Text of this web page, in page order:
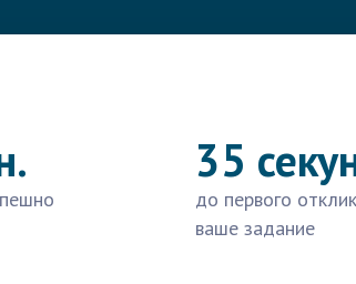
35
до первого
ваше задание